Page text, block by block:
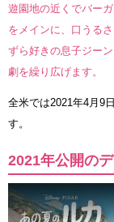
遊園地の近くでバー
をメインに、口うる
ずら好きの息子ジー
劇を繰り広げます。
全米では2021年4月9
す。
2021年公開の